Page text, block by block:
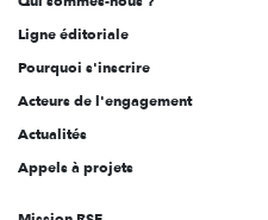
Ligne éditoriale
Pourquoi s'inscrire
Acteurs de l'engagement
Actualités
Appels à projets